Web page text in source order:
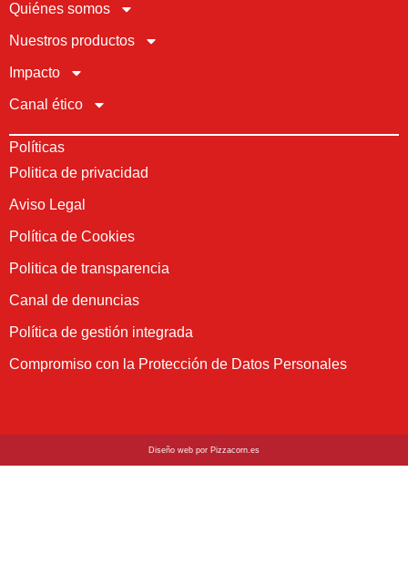
Quiénes somos
Nuestros productos
Impacto
Canal ético
Políticas
Politica de privacidad
Aviso Legal
Política de Cookies
Politica de transparencia
Canal de denuncias
Política de gestión integrada
Compromiso con la Protección de Datos Personales
Diseño web por Pizzacorn.es